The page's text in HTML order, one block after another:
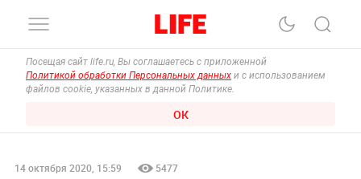
Посещая сайт life.ru, Вы соглашаетесь с приложенной
Политикой обработки Персональных данных и с использованием
файлов cookie, указанных в данной Политике.
ОК
14 октября 2020, 15:59 5477